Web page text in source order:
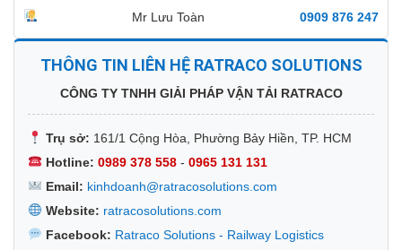
Mr Lưu Toàn 0909 876 247
THÔNG TIN LIÊN HỆ RATRACO SOLUTIONS
CÔNG TY TNHH GIẢI PHÁP VẬN TẢI RATRACO
Trụ sở: 161/1 Cộng Hòa, Phường Bảy Hiền, TP. HCM
Hotline: 0989 378 558- 0965 131 131
Email: kinhdoanh@ratracosolutions.com
Website: ratracosolutions.com
Facebook: Ratraco Solutions - Railway Logistics